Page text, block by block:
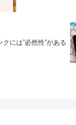
クには”必然性”がある